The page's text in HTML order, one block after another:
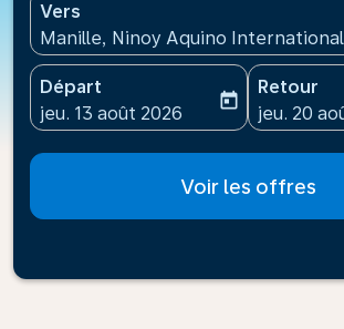
Vers
Manille, Ninoy Aquino
Départ
fc-booking-departure-date-aria-
jeu. 13 août 2026
today
Retour
fc-
jeu. 20
Voir les offres